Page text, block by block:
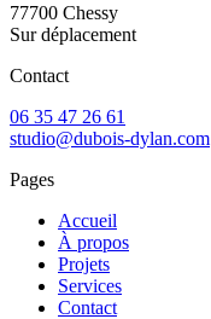
77700 Chessy
Sur déplacement
Contact
06 35 47 26 61
studio@dubois-dylan.com
Pages
Accueil
À propos
Projets
Services
Contact